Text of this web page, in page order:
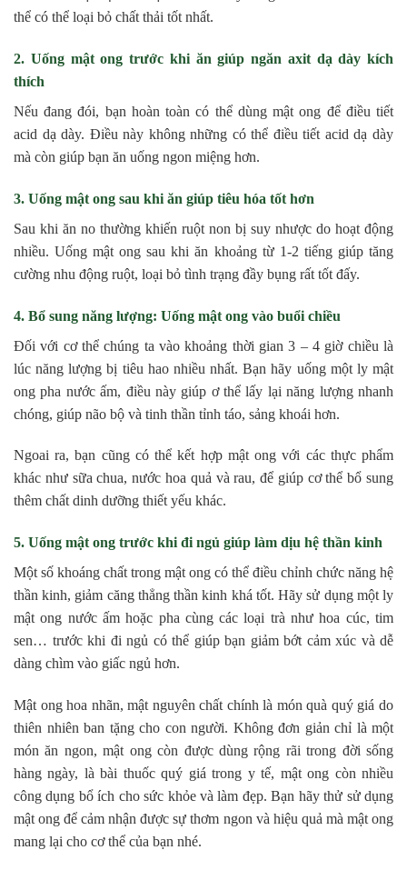
thể có thể loại bỏ chất thải tốt nhất.
2. Uống mật ong trước khi ăn giúp ngăn axit dạ dày kích
thích
Nếu đang đói, bạn hoàn toàn có thể dùng mật ong để điều tiết
acid dạ dày. Điều này không những có thể điều tiết acid dạ dày
mà còn giúp bạn ăn uống ngon miệng hơn.
3. Uống mật ong sau khi ăn giúp tiêu hóa tốt hơn
Sau khi ăn no thường khiến ruột non bị suy nhược do hoạt động
nhiều. Uống mật ong sau khi ăn khoảng từ 1-2 tiếng giúp tăng
cường nhu động ruột, loại bỏ tình trạng đầy bụng rất tốt đấy.
4. Bổ sung năng lượng: Uống mật ong vào buổi chiều
Đối với cơ thể chúng ta vào khoảng thời gian 3 – 4 giờ chiều là
lúc năng lượng bị tiêu hao nhiều nhất. Bạn hãy uống một ly mật
ong pha nước ấm, điều này giúp ơ thể lấy lại năng lượng nhanh
chóng, giúp não bộ và tinh thần tỉnh táo, sảng khoái hơn.
Ngoai ra, bạn cũng có thể kết hợp mật ong với các thực phẩm
khác như sữa chua, nước hoa quả và rau, để giúp cơ thể bổ sung
thêm chất dinh dưỡng thiết yếu khác.
5. Uống mật ong trước khi đi ngủ giúp làm dịu hệ thần kinh
Một số khoáng chất trong mật ong có thể điều chỉnh chức năng hệ
thần kinh, giảm căng thẳng thần kinh khá tốt. Hãy sử dụng một ly
mật ong nước ấm hoặc pha cùng các loại trà như hoa cúc, tim
sen… trước khi đi ngủ có thể giúp bạn giảm bớt cảm xúc và dễ
dàng chìm vào giấc ngủ hơn.
Mật ong hoa nhãn, mật nguyên chất chính là món quà quý giá do
thiên nhiên ban tặng cho con người. Không đơn giản chỉ là một
món ăn ngon, mật ong còn được dùng rộng rãi trong đời sống
hàng ngày, là bài thuốc quý giá trong y tế, mật ong còn nhiều
công dụng bổ ích cho sức khỏe và làm đẹp. Bạn hãy thử sử dụng
mật ong để cảm nhận được sự thơm ngon và hiệu quả mà mật ong
mang lại cho cơ thể của bạn nhé.